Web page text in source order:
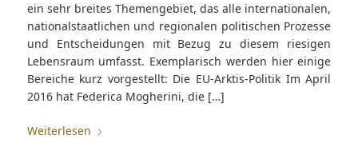
ein sehr breites Themengebiet, das alle internationalen,
nationalstaatlichen und regionalen politischen Prozesse
und Entscheidungen mit Bezug zu diesem riesigen
Lebensraum umfasst. Exemplarisch werden hier einige
Bereiche kurz vorgestellt: Die EU-Arktis-Politik Im April
2016 hat Federica Mogherini, die […]
Weiterlesen